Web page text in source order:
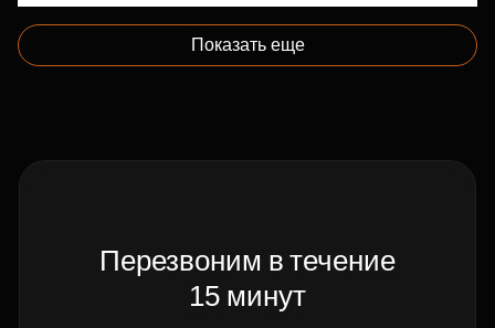
Показать еще
Перезвоним в течение
15 минут